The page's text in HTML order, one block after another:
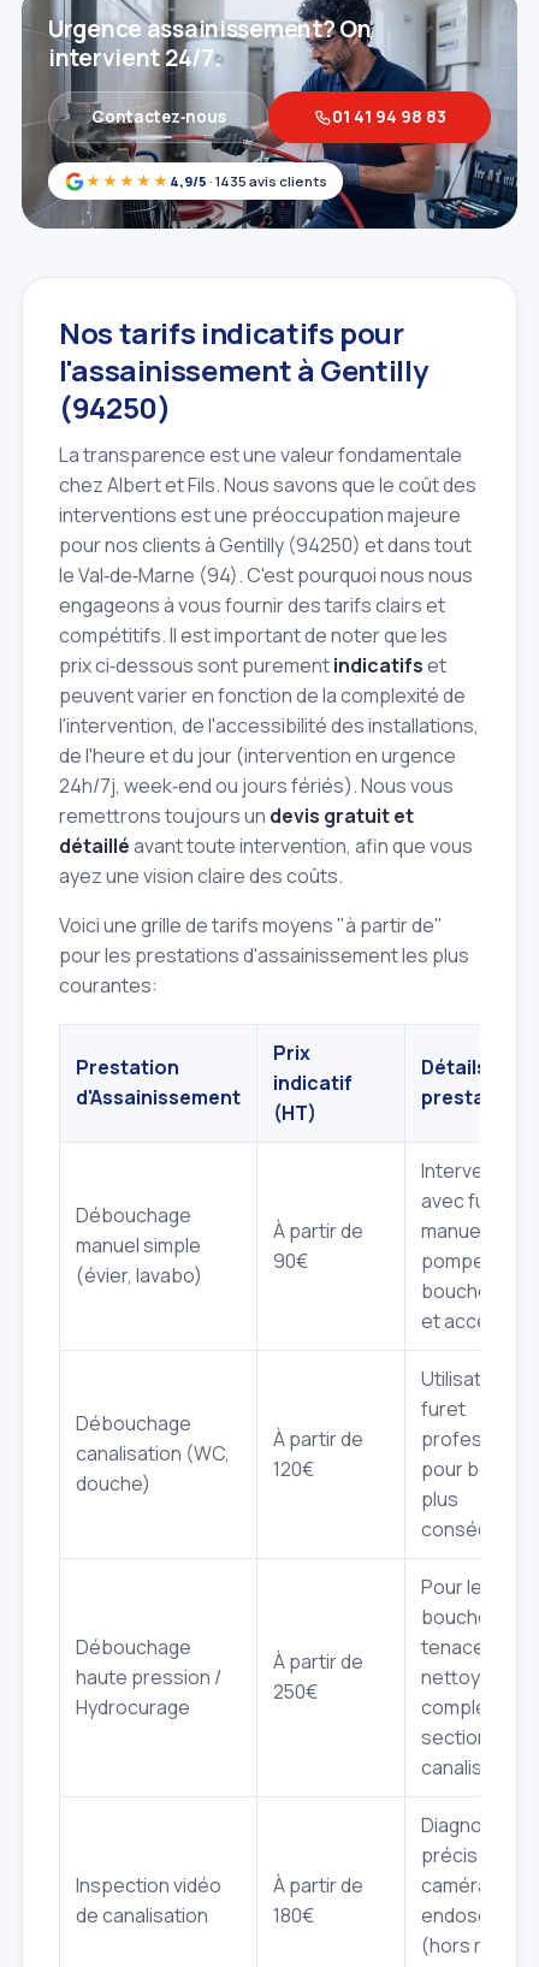
★★★★★ 4,9/5 · 1435 avis clients
Urgence assainissement? On
intervient 24/7.
Contactez‑nous 01 41 94 98 83
Nos tarifs indicatifs pour
l'assainissement à Gentilly
(94250)
La transparence est une valeur fondamentale
chez Albert et Fils. Nous savons que le coût des
interventions est une préoccupation majeure
pour nos clients à Gentilly (94250) et dans tout
le Val‑de‑Marne (94). C'est pourquoi nous nous
engageons à vous fournir des tarifs clairs et
compétitifs. Il est important de noter que les
prix ci‑dessous sont purementindicatifset
peuvent varier en fonction de la complexité de
l'intervention, de l'accessibilité des installations,
de l'heure et du jour (intervention en urgence
24h/7j, week‑end ou jours fériés). Nous vous
remettrons toujours un devis gratuit et
détailléavant toute intervention, afin que vous
ayez une vision claire des coûts.
Voici une grille de tarifs moyens "à partir de"
pour les prestations d'assainissement les plus
courantes:
Prestation
d'Assainissement
Prix
indicatif
(HT)
Détails de la
prestation
Débouchage
manuel simple
(évier, lavabo)
À partir de
90€
Intervention
avec furet
manuel ou
pompe, pour
bouchon
et
Débouchage
canalisation (WC,
douche)
À partir de
120€
Utilisation de
furet
pour
plus
conséquent.
Débouchage
haute pression /
Hydrocurage
À partir de
250€
Pour les
bouchons
tenaces ou
nettoyage
complet
section de
canalisation.
Inspection vidéo
de canalisation
À partir de
180€
Diagnostic
précis avec
caméra
(hors